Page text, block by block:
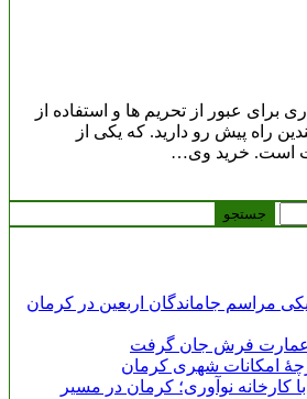
برای عبور از تحریم ها و استفاده از
راه پیش رو دارید. که یکی از
مراسم جاماندگان اربعین در کرمان
عمارت فرش جان گرفت
امکانات شهری کرمان
کارخانه نوآوری؛ کرمان در مسیر